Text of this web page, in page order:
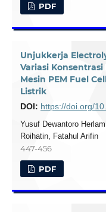
PDF
Unjukkerja
Variasi
Mesin PEM Fuel
Listrik
DOI: https://doi.org/
Yusuf Dewantoro
Roihatin, Fatahul Arifin
447-456
PDF